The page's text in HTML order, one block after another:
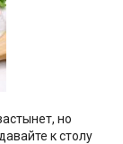
но
к столу